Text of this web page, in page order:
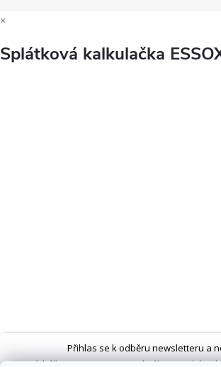
×
Splátková kalkulačka
Přihlas se k odběru newsletteru a
ZískášSLEVU 5 %na první nákup a také